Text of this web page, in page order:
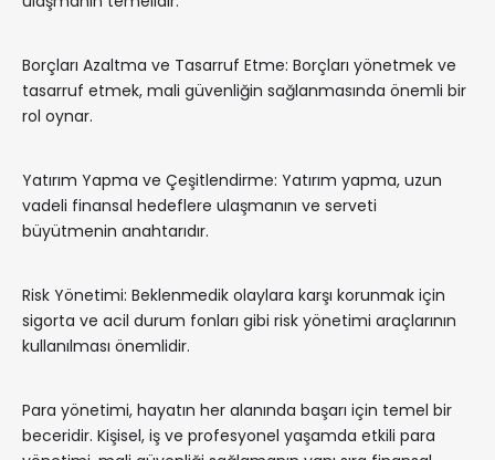
Borçları Azaltma ve Tasarruf Etme: Borçları yönetmek ve
tasarruf etmek, mali güvenliğin sağlanmasında önemli bir
rol oynar.
Yatırım Yapma ve Çeşitlendirme: Yatırım yapma, uzun
vadeli finansal hedeflere ulaşmanın ve serveti
büyütmenin anahtarıdır.
Risk Yönetimi: Beklenmedik olaylara karşı korunmak için
sigorta ve acil durum fonları gibi risk yönetimi araçlarının
kullanılması önemlidir.
Para yönetimi, hayatın her alanında başarı için temel bir
beceridir. Kişisel, iş ve profesyonel yaşamda etkili para